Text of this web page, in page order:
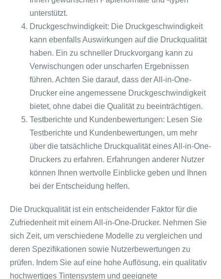
unterstützt.
Druckgeschwindigkeit: Die Druckgeschwindigkeit
kann ebenfalls Auswirkungen auf die Druckqualität
haben. Ein zu schneller Druckvorgang kann zu
Verwischungen oder unscharfen Ergebnissen
führen. Achten Sie darauf, dass der All-in-One-
Drucker eine angemessene Druckgeschwindigkeit
bietet, ohne dabei die Qualität zu beeinträchtigen.
Testberichte und Kundenbewertungen: Lesen Sie
Testberichte und Kundenbewertungen, um mehr
über die tatsächliche Druckqualität eines All-in-One-
Druckers zu erfahren. Erfahrungen anderer Nutzer
können Ihnen wertvolle Einblicke geben und Ihnen
bei der Entscheidung helfen.
Die Druckqualität ist ein entscheidender Faktor für die
Zufriedenheit mit einem All-in-One-Drucker. Nehmen Sie
sich Zeit, um verschiedene Modelle zu vergleichen und
deren Spezifikationen sowie Nutzerbewertungen zu
prüfen. Indem Sie auf eine hohe Auflösung, ein qualitativ
hochwertiges Tintensystem und geeignete